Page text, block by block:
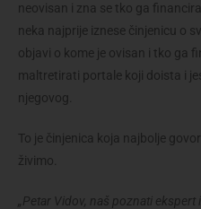
neovisan i zna se tko ga
neka najprije iznese činjenicu o
objavi o kome je ovisan i tko ga
maltretirati portale koji doista i
njegovog.
To je činjenica koja najbolje
živimo.
„Petar Vidov, naš poznati